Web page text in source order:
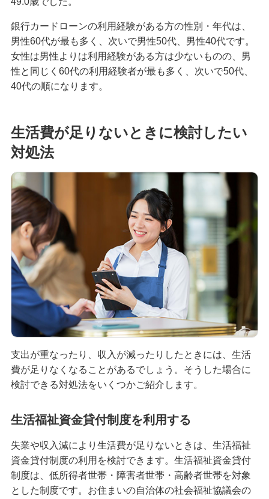
生活費を節約するには？電気代等固定費の節約術
から成功のコツまで解説
キャッシングにかかる手数料・利息とは？抑える
方法やシミュレーションも紹介
年収1,000万円超は給与所得者全体の何割？手取り
額や生活レベルを解説
2024年「定額減税」を分かりやすく解説！対象
者・減税額・ポイントを確認しよう
Visaカード等のキャッシング枠とカードローンの
違いは？国際ブランドについても解説
カードローンとキャッシング枠どっちがいい？金
利や利用限度額の違いを解説
カードローンはやめた方がいい？デメリットやリ
スクの回避方法と賢い使い方を解説
カードローンで800万円借りるのに必要な年収
は？利用限度額の仕組みも解説
カードローンとクレジットカードのリボ払いの違
いとは？借換や返済ポイントを解説
カードローンの契約期間とは？契約期限や返済期
間・返済期限との違いと解約方法を解説
銀行カードローンの利用経験がある方の性別・年代は、
男性60代が最も多く、次いで男性50代、男性40代です。
女性は男性よりは利用経験がある方は少ないものの、男
性と同じく60代の利用経験者が最も多く、次いで50代、
40代の順になります。
生活費が足りないときに検討したい
対処法
支出が重なったり、収入が減ったりしたときには、生活
費が足りなくなることがあるでしょう。そうした場合に
検討できる対処法をいくつかご紹介します。
生活福祉資金貸付制度を利用する
失業や収入減により生活費が足りないときは、生活福祉
資金貸付制度の利用を検討できます。生活福祉資金貸付
制度は、低所得者世帯・障害者世帯・高齢者世帯を対象
とした制度です。お住まいの自治体の社会福祉協議会の